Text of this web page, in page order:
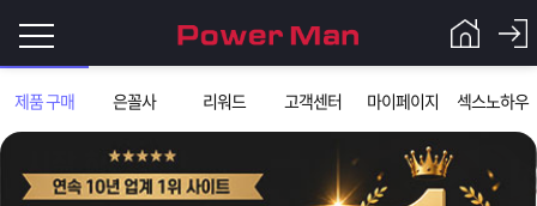
제품 구매 은꼴사 리워드 고객센터 마이페이지 섹스노하우
그
인
로
입금확인이 안되는 상황을 대비해 꼭 입금후 고객센터 연락바랍니다.